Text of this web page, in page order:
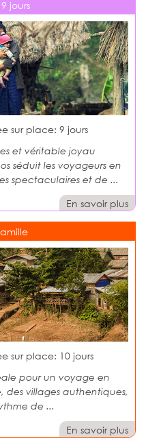
jours
sur place: 9 jours
et véritable joyau
séduit les voyageurs en
spectaculaires et de ...
En savoir plus
sur place: 10 jours
pour un voyage en
des villages authentiques,
de ...
En savoir plus